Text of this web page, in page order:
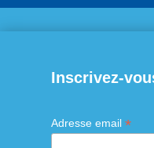
Inscrivez-
Adresse email *